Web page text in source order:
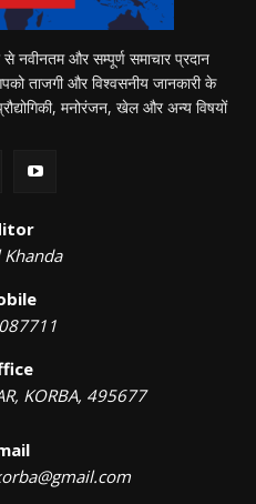
नवीनतम और सम्पूर्ण समाचार प्रदान
ताजगी और विश्वसनीय जानकारी के
मनोरंजन, खेल और अन्य विषयों
Khanda
KORBA, 495677